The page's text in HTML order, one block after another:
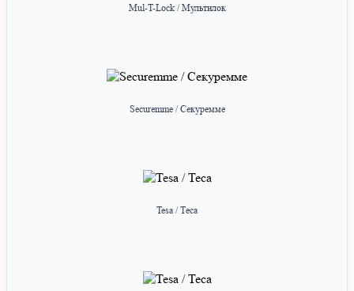
Mul-T-Lock / Мультилок
Securemme / Секуремме
Tesa / Теса